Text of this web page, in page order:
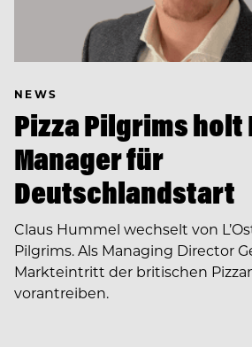
NEWS
Pizza Pilgrims holt
Manager für
Deutschlandstart
Claus Hummel wechselt von
Pilgrims. Als Managing Director
Markteintritt der britischen
vorantreiben.